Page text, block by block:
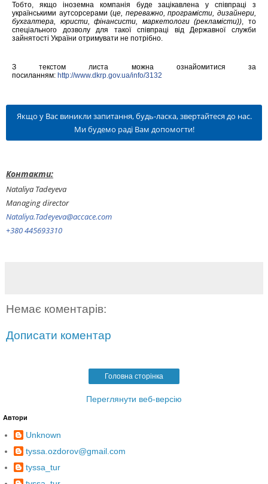
Тобто, якщо іноземна компанія буде зацікавлена у співпраці з
українськими аутсорсерами (це, переважно, програмісти, дизайнери,
бухгалтера, юристи, фінансисти, маркетологи (рекламісти)), то
спеціального дозволу для такої співпраці від Державної служби
зайнятості України отримувати не потрібно.
З текстом листа можна ознайомитися за
посиланням: http://www.dkrp.gov.ua/info/3132
Якщо у Вас виникли запитання, будь-ласка, звертайтеся до нас.
Ми будемо раді Вам допомогти!
Контакти:
Nataliya Tadeyeva
Managing director
Nataliya.Tadeyeva@accace.com
+380 445693310
Немає коментарів:
Дописати коментар
Головна сторінка
Переглянути веб-версію
Автори
Unknown
tyssa.ozdorov@gmail.com
tyssa_tur